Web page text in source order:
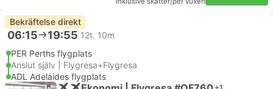
Bekräftelse direkt
06:15 19:55 12t. 10m
PER Perths flygplats
Anslut själv | Flygresa+Flygresa
ADL Adelaides flygplats